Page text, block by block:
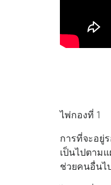
ไพ่กองที่ 1
การที่จะอยู่
เป็นไปตาม
ช่วยคนอื่นไ